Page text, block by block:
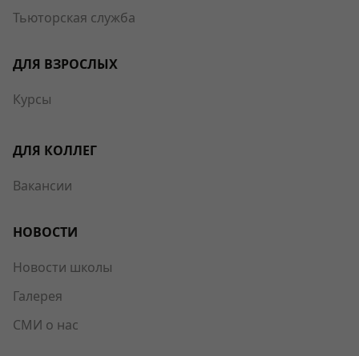
Тьюторская служба
ДЛЯ ВЗРОСЛЫХ
Курсы
ДЛЯ КОЛЛЕГ
Вакансии
НОВОСТИ
Новости школы
Галерея
СМИ о нас